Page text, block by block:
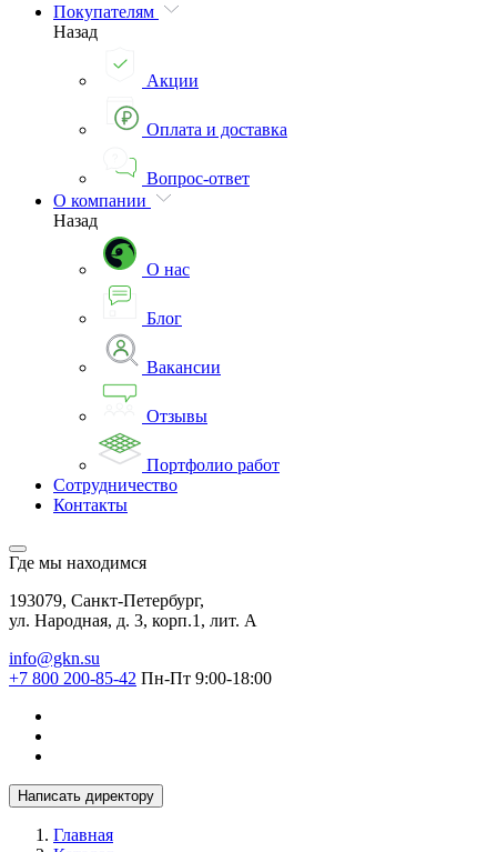
Покупателям
Назад
Акции
Оплата и доставка
Вопрос-ответ
О компании
Назад
О нас
Блог
Вакансии
Отзывы
Портфолио работ
Сотрудничество
Контакты
Где мы находимся
193079, Санкт-Петербург,
ул. Народная, д. 3, корп.1, лит. А
info@gkn.su
+7 800 200-85-42 Пн-Пт 9:00-18:00
Написать директору
Главная